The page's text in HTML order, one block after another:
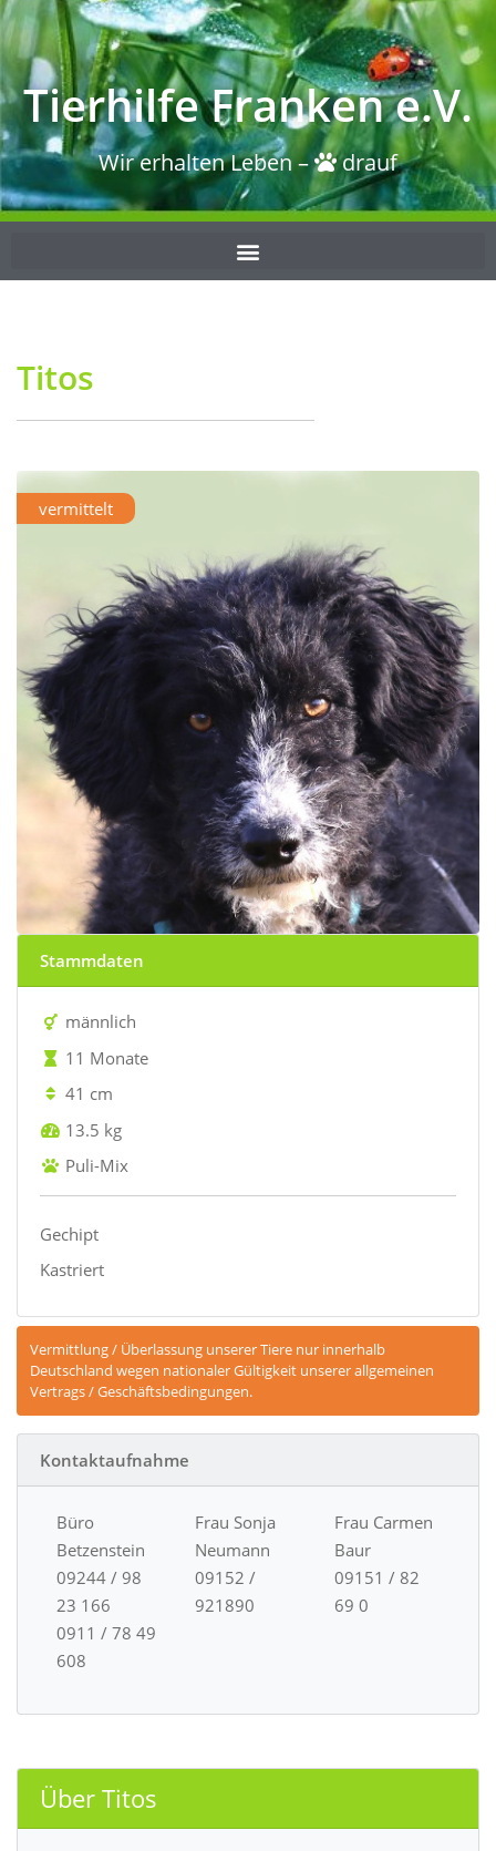
Tierhilfe Franken e.V.
Wir erhalten Leben – drauf
Titos
vermittelt
Stammdaten
männlich
11 Monate
41 cm
13.5 kg
Puli-Mix
Gechipt
Kastriert
Vermittlung / Überlassung unserer Tiere nur innerhalb
Deutschland wegen nationaler Gültigkeit unserer allgemeinen
Vertrags / Geschäftsbedingungen.
Kontaktaufnahme
Büro
Betzenstein
09244 / 98
23 166
0911 / 78 49
608
Frau Sonja
Neumann
09152 /
921890
Frau Carmen
Baur
09151 / 82
69 0
Über Titos